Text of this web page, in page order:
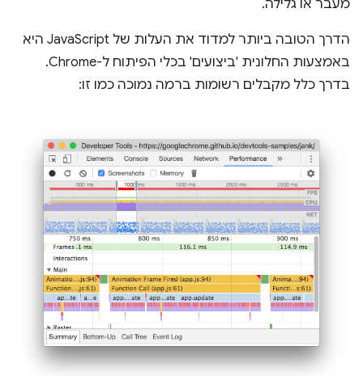
מעבר או גלילה.
הדרך הטובה ביותר למדוד את העלות של JavaScript היא
באמצעות החלונית 'ביצועים' בכלי הפיתוח ל-Chrome.
בדרך כלל מקבלים רשומות ברמה נמוכה כמו זו: